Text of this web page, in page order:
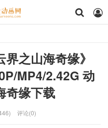
之山海奇缘》
MP4/2.42G 动
奇缘下载
评论(0)